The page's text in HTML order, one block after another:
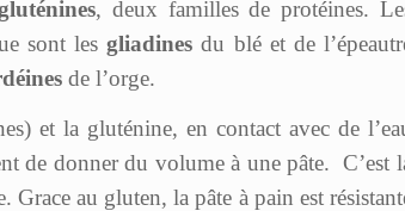
, deux familles de protéines.
sont lesgliadines du blé et de
de l’orge.
et la gluténine, en contact avec de
de donner du volume à une pâte. C’est
au gluten, la pâte à pain est